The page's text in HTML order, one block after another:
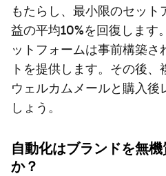
もたらし、最小限のセット
益の平均10%を回復します
ットフォームは事前構築
トを提供します。その後
ウェルカムメールと購入後
しょう。
自動化はブランドを無
か？